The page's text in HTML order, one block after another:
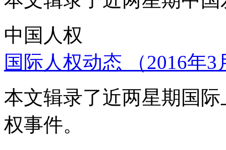
中国人权
国际人权动态 （2016年
本文辑录了近两星期国
权事件。